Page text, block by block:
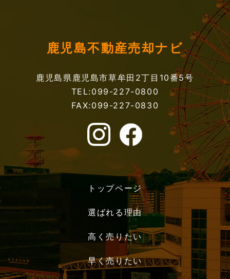
鹿児島不動産売却ナビ
鹿児島県鹿児島市草牟田2丁目10番5号
TEL:099-227-0800
FAX:099-227-0830
トップページ
選ばれる理由
高く売りたい
早く売りたい